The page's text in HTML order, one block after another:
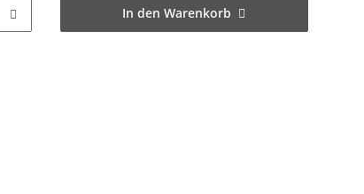
In den Warenkorb